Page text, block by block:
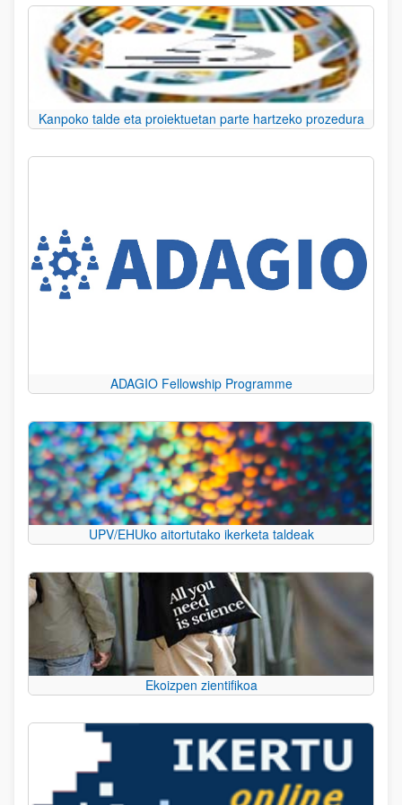
Kanpoko talde eta proiektuetan parte hartzeko prozedura
ADAGIO Fellowship Programme
UPV/EHUko aitortutako ikerketa taldeak
Ekoizpen zientifikoa